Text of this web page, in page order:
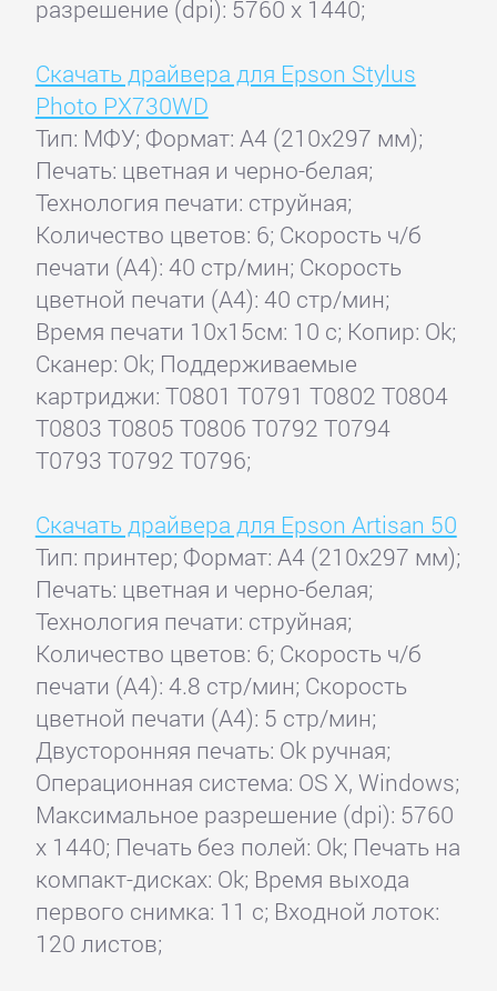
разрешение (dpi): 5760 x 1440;
Скачать драйвера для Epson Stylus
Photo PX730WD
Тип: МФУ; Формат: A4 (210x297 мм);
Печать: цветная и черно-белая;
Технология печати: струйная;
Количество цветов: 6; Скорость ч/б
печати (А4): 40 стр/мин; Скорость
цветной печати (А4): 40 стр/мин;
Время печати 10x15см: 10 с; Копир: Ok;
Сканер: Ok; Поддерживаемые
картриджи: T0801 T0791 T0802 T0804
T0803 T0805 T0806 T0792 T0794
T0793 T0792 T0796;
Скачать драйвера для Epson Artisan 50
Тип: принтер; Формат: A4 (210x297 мм);
Печать: цветная и черно-белая;
Технология печати: струйная;
Количество цветов: 6; Скорость ч/б
печати (А4): 4.8 стр/мин; Скорость
цветной печати (А4): 5 стр/мин;
Двусторонняя печать: Ok ручная;
Операционная система: OS X, Windows;
Максимальное разрешение (dpi): 5760
x 1440; Печать без полей: Ok; Печать на
компакт-дисках: Ok; Время выхода
первого снимка: 11 с; Входной лоток:
120 листов;